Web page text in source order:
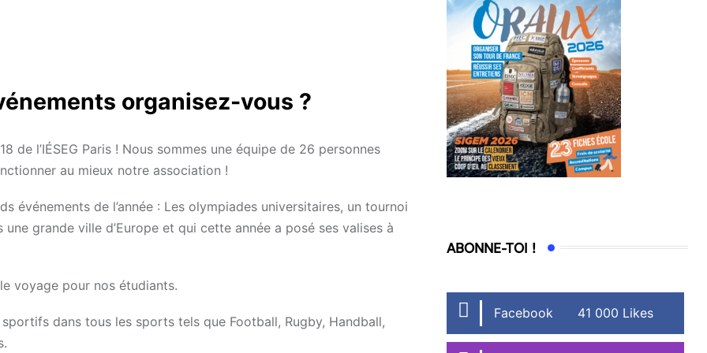
organisez-vous ?
de l’IÉSEG Paris ! Nous sommes une équipe de 26 personnes
au mieux notre association !
événements de l’année : Les olympiades universitaires, un tournoi
grande ville d’Europe et qui cette année a posé ses valises à
voyage pour nos étudiants.
dans tous les sports tels que Football, Rugby, Handball,
ABONNE-TOI !
Facebook 41 000 Likes